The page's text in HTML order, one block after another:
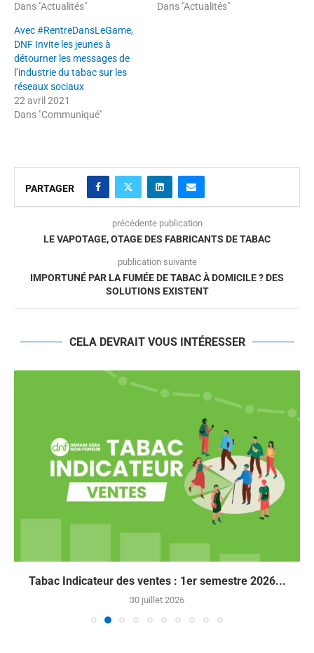
Dans "Actualités"
Dans "Actualités"
Avec #RentreDansLeGame,
DNF Invite les jeunes à
détourner les messages de
l’industrie du tabac sur les
réseaux sociaux
22 avril 2021
Dans "Communiqué"
PARTAGER
précédente publication
LE VAPOTAGE, OTAGE DES FABRICANTS DE TABAC
publication suivante
IMPORTUNÉ PAR LA FUMÉE DE TABAC À DOMICILE ? DES
SOLUTIONS EXISTENT
CELA DEVRAIT VOUS INTÉRESSER
Tabac Indicateur des ventes : 1er semestre 2026...
30 juillet 2026